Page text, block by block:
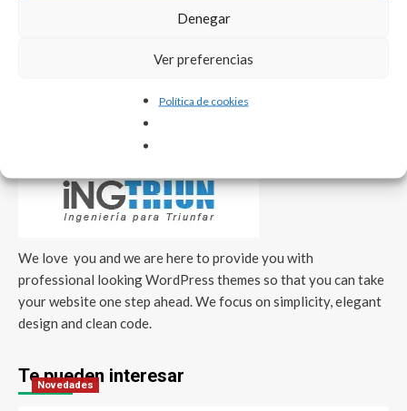
Denegar
Ver preferencias
Política de cookies
We love you and we are here to provide you with
professional looking WordPress themes so that you can take
your website one step ahead. We focus on simplicity, elegant
design and clean code.
Te pueden interesar
Novedades